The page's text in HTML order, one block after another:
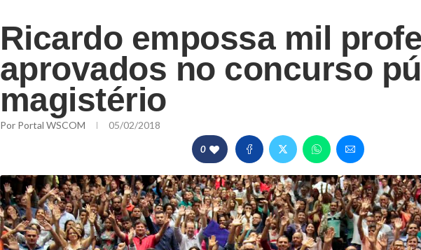
Ricardo empossa mil
aprovados no concurso
magistério
Por Portal WSCOM 05/02/2018
0